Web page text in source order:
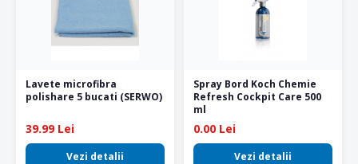
Lavete microfibra
polishare 5 bucati (SERWO)
39.99 Lei
Vezi detalii
Spray Bord Koch Chemie
Refresh Cockpit Care 500
ml
0.00 Lei
Vezi detalii